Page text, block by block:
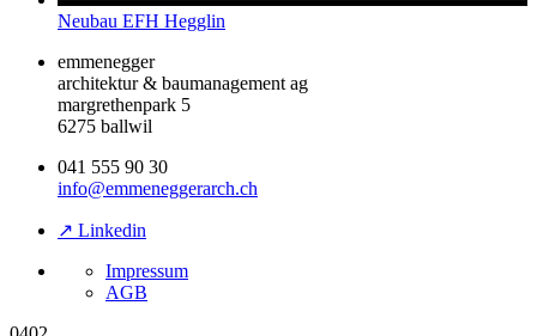
Neubau EFH Hegglin
emmenegger
architektur & baumanagement ag
margrethenpark 5
6275 ballwil
041 555 90 30
info@emmeneggerarch.ch
↗ Linkedin
Impressum
AGB